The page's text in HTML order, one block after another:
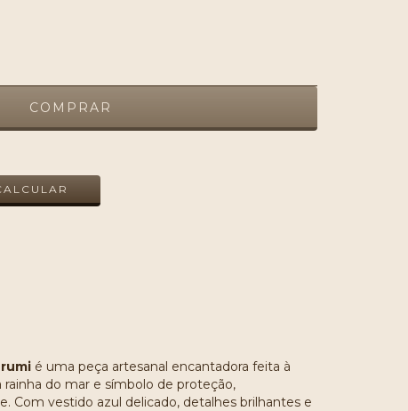
é uma peça artesanal encantadora feita à
do mar e símbolo de proteção,
Com vestido azul delicado, detalhes brilhantes e